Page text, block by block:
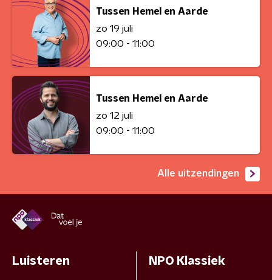
Tussen Hemel en Aarde
zo 19 juli
09:00 - 11:00
Tussen Hemel en Aarde
zo 12 juli
09:00 - 11:00
Alle uitzendingen
Luisteren NPO Klassiek